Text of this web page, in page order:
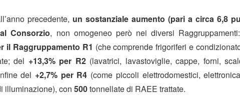
precedente, un sostanziale aumento (pari a circa 6,8
Consorzio, non omogeneo però nei diversi
il Raggruppamento R1 (che comprende frigoriferi e
del +13,3% per R2(lavatrici, lavastoviglie, cappe, forni,
del +2,7% per R4 (come piccoli elettrodomestici,
illuminazione), con 500tonnellate di RAEE trattate.